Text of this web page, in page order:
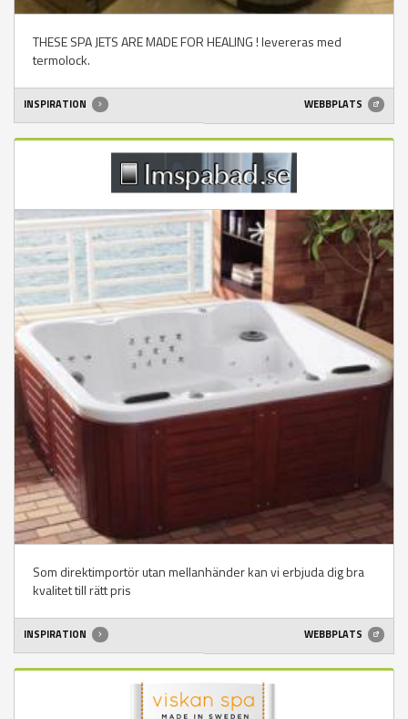
THESE SPA JETS ARE MADE FOR HEALING ! levereras med
termolock.
INSPIRATION WEBBPLATS
Som direktimportör utan mellanhänder kan vi erbjuda dig bra
kvalitet till rätt pris
INSPIRATION WEBBPLATS